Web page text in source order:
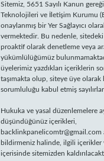
Sitemiz, 5651 Sayılı Kanun
Teknolojileri ve İletişim Kurumu
onaylanmış bir Yer Sağlayıcı
vermektedir. Bu nedenle,
proaktif olarak denetleme veya
yükümlülüğümüz
üyelerimiz yazdıkları içeriklerin
taşımakta olup, siteye üye olarak
sorumluluğu kabul etmiş sayılırlar.
Hukuka ve yasal düzenlemelere
düşündüğünüz içerikleri,
backlinkpanelicomtr@gmail.com
bildirmeniz halinde, ilgili içerikler
içerisinde sitemizden